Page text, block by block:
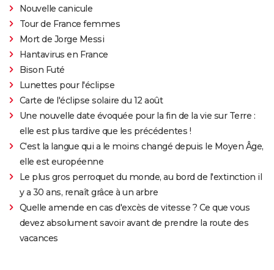
Nouvelle canicule
Tour de France femmes
Mort de Jorge Messi
Hantavirus en France
Bison Futé
Lunettes pour l'éclipse
Carte de l'éclipse solaire du 12 août
Une nouvelle date évoquée pour la fin de la vie sur Terre :
elle est plus tardive que les précédentes !
C'est la langue qui a le moins changé depuis le Moyen Âge,
elle est européenne
Le plus gros perroquet du monde, au bord de l'extinction il
y a 30 ans, renaît grâce à un arbre
Quelle amende en cas d'excès de vitesse ? Ce que vous
devez absolument savoir avant de prendre la route des
vacances